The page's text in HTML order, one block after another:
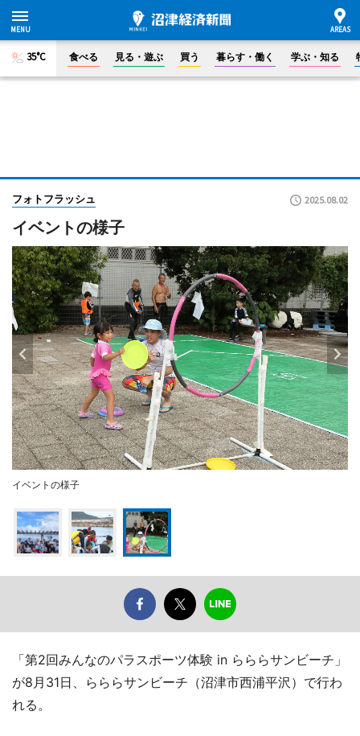
35°C 食べる 見る・遊ぶ 買う 暮らす・働く 学ぶ・知る
フォトフラッシュ 2025.08.02
イベントの様子
イベントの様子
「第2回みんなのパラスポーツ体験 in らららサンビーチ」
が8月31日、らららサンビーチ（沼津市西浦平沢）で行わ
れる。